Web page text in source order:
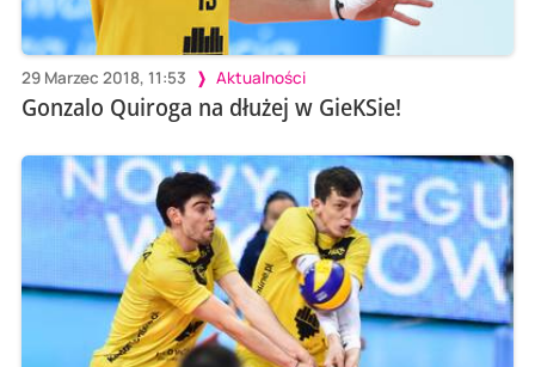
29 Marzec 2018, 11:53 Aktualności
Gonzalo Quiroga na dłużej w GieKSie!